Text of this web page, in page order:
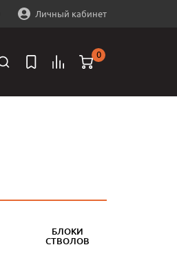
Личный кабинет
0
БЛОКИ
СТВОЛОВ